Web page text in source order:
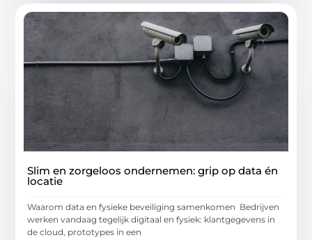
Slim en zorgeloos ondernemen: grip op data én
locatie
Waarom data en fysieke beveiliging samenkomen Bedrijven
werken vandaag tegelijk digitaal en fysiek: klantgegevens in
de cloud, prototypes in een